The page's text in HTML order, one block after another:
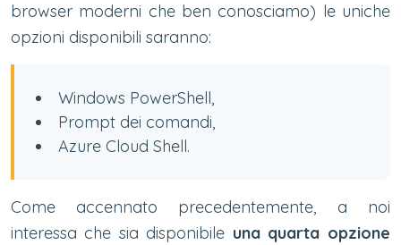
browser moderni che ben conosciamo) le uniche
opzioni disponibili saranno:
Windows PowerShell,
Prompt dei comandi,
Azure Cloud Shell.
Come accennato precedentemente, a noi
interessa che sia disponibile una quarta opzione